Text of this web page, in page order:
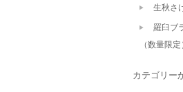
生秋さ
羅臼ブ
（数量限定
カテゴリー